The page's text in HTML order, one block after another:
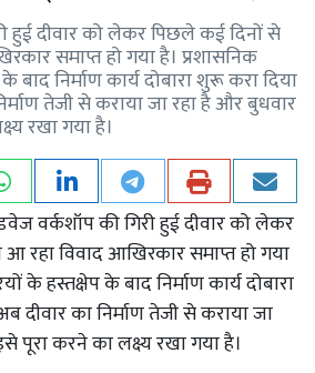
हुई दीवार को लेकर पिछले कई दिनों से
समाप्त हो गया है। प्रशासनिक
बाद निर्माण कार्य दोबारा शुरू करा दिया
तेजी से कराया जा रहा है और बुधवार
रखा गया है।
वर्कशॉप की गिरी हुई दीवार को लेकर
रहा विवाद आखिरकार समाप्त हो गया
के हस्तक्षेप के बाद निर्माण कार्य दोबारा
दीवार का निर्माण तेजी से कराया जा
पूरा करने का लक्ष्य रखा गया है।